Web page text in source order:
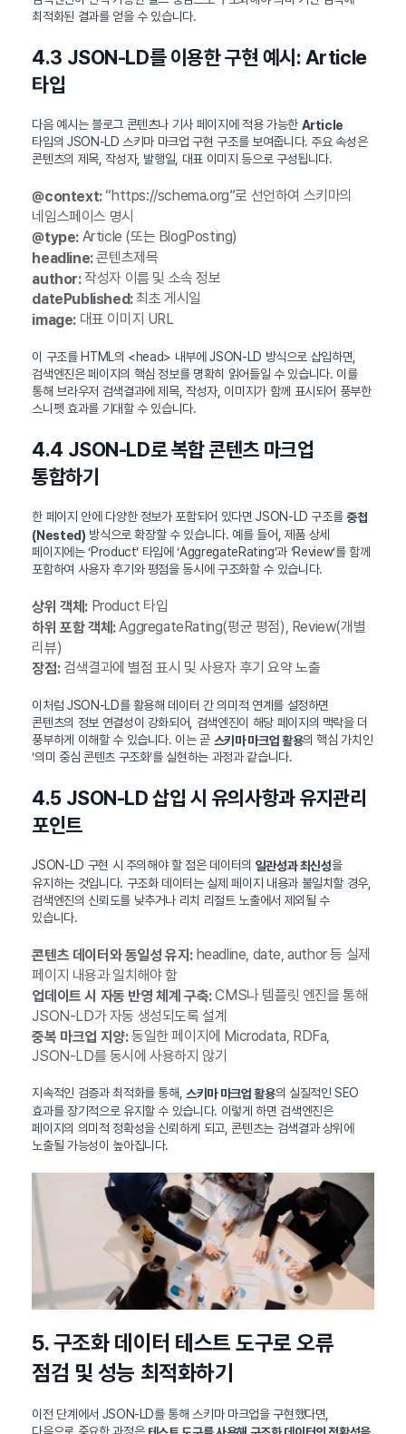
최적화된 결과를 얻을 수 있습니다.
4.3 JSON-LD를 이용한 구현 예시: Article
타입
다음 예시는 블로그 콘텐츠나 기사 페이지에 적용 가능한 Article
타입의 JSON-LD 스키마 마크업 구현 구조를 보여줍니다. 주요 속성은
콘텐츠의 제목, 작성자, 발행일, 대표 이미지 등으로 구성됩니다.
@context:“https://schema.org”로 선언하여 스키마의
네임스페이스 명시
@type:Article (또는 BlogPosting)
headline:콘텐츠제목
author:작성자 이름 및 소속 정보
datePublished:최초 게시일
image:대표 이미지 URL
이 구조를 HTML의 <head> 내부에 JSON-LD 방식으로 삽입하면,
검색엔진은 페이지의 핵심 정보를 명확히 읽어들일 수 있습니다. 이를
통해 브라우저 검색결과에 제목, 작성자, 이미지가 함께 표시되어 풍부한
스니펫 효과를 기대할 수 있습니다.
4.4 JSON-LD로 복합 콘텐츠 마크업
통합하기
한 페이지 안에 다양한 정보가 포함되어 있다면 JSON-LD 구조를중첩
(Nested) 방식으로 확장할 수 있습니다. 예를 들어, 제품 상세
페이지에는 ‘Product’ 타입에 ‘AggregateRating’과 ‘Review’를 함께
포함하여 사용자 후기와 평점을 동시에 구조화할 수 있습니다.
상위 객체:Product 타입
하위 포함 객체:AggregateRating(평균 평점), Review(개별
리뷰)
장점:검색결과에 별점 표시 및 사용자 후기 요약 노출
이처럼 JSON-LD를 활용해 데이터 간 의미적 연계를 설정하면
콘텐츠의 정보 연결성이 강화되어, 검색엔진이 해당 페이지의 맥락을 더
풍부하게 이해할 수 있습니다. 이는 곧 스키마 마크업 활용의 핵심 가치인
‘의미 중심 콘텐츠 구조화’를 실현하는 과정과 같습니다.
4.5 JSON-LD 삽입 시 유의사항과 유지관리
포인트
JSON-LD 구현 시 주의해야 할 점은 데이터의 일관성과 최신성을
유지하는 것입니다. 구조화 데이터는 실제 페이지 내용과 불일치할 경우,
검색엔진의 신뢰도를 낮추거나 리치 리절트 노출에서 제외될 수
있습니다.
콘텐츠 데이터와 동일성 유지:headline, date, author 등 실제
페이지 내용과 일치해야 함
업데이트 시 자동 반영 체계 구축:CMS나 템플릿 엔진을 통해
JSON-LD가 자동 생성되도록 설계
중복 마크업 지양:동일한 페이지에 Microdata, RDFa,
JSON-LD를 동시에 사용하지 않기
지속적인 검증과 최적화를 통해,스키마 마크업 활용의 실질적인 SEO
효과를 장기적으로 유지할 수 있습니다. 이렇게 하면 검색엔진은
페이지의 의미적 정확성을 신뢰하게 되고, 콘텐츠는 검색결과 상위에
노출될 가능성이 높아집니다.
5. 구조화 데이터 테스트 도구로 오류
점검 및 성능 최적화하기
이전 단계에서 JSON-LD를 통해 스키마 마크업을 구현했다면,